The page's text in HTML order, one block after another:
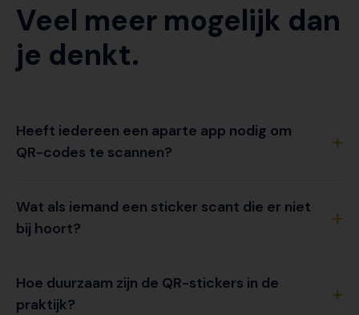
Veel meer mogelijk dan
je denkt.
Heeft iedereen een aparte app nodig om
QR-codes te scannen?
Wat als iemand een sticker scant die er niet
bij hoort?
Hoe duurzaam zijn de QR-stickers in de
praktijk?